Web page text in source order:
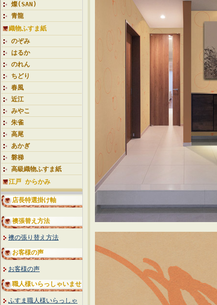
燦(SAN)
青龍
織物ふすま紙
のぞみ
はるか
のれん
ちどり
春風
近江
みやこ
朱雀
高尾
あかぎ
磐梯
高級織物ふすま紙
江戸 からかみ
店長特選掛け軸
襖張替え方法
襖の張り替え方法
お客様の声
お客様の声
職人様いらっしゃいませ
ふすま職人様いらっしゃ